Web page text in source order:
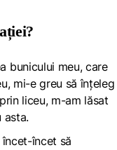
bunicului meu, care
mi-e greu să înțeleg
liceu, m-am lăsat
asta.
încet să